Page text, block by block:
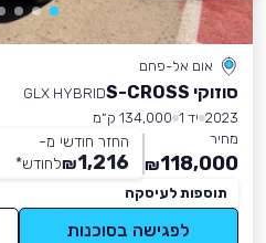
אום אל-פחם
סוזוקי S-CROSS
GLX HYBRID
2023 יד 1
134,000 ק״מ
מחיר
118,000
₪
החזר חודשי מ-
1,216
₪לחודש*
תוספות לעיסקה
לפגישה בסוכנות